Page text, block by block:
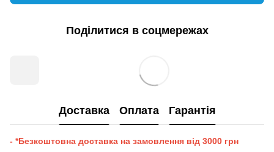
Поділитися в соцмережах
Доставка Оплата Гарантія
- *Безкоштовна доставка на замовлення від 3000 грн